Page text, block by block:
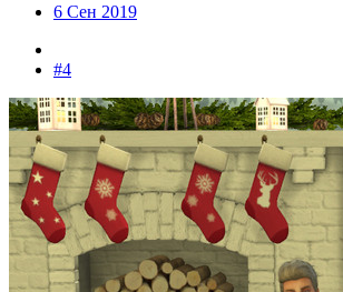
6 Сен 2019
#4